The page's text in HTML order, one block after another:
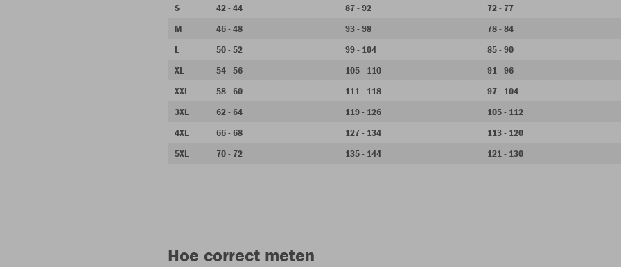
S
42 - 44 87 - 92 72 - 77
M
46 - 48 93 - 98 78 - 84
L
50 - 52 99 - 104 85 - 90
XL
54 - 56 105 - 110 91 - 96
XXL
58 - 60 111 - 118 97 - 104
3XL
62 - 64 119 - 126 105 - 112
4XL
66 - 68 127 - 134 113 - 120
5XL
70 - 72 135 - 144 121 - 130
Hoe correct meten